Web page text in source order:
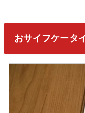
おサイフケータ